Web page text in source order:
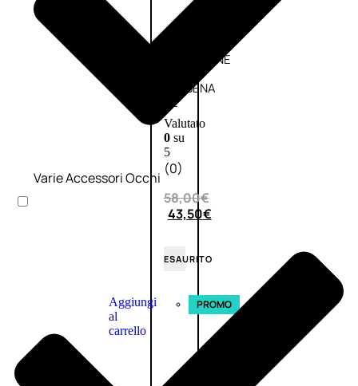
L’OCCITANE
VERBENA
E
Valutato
0su
5
(0)
58,00€
43,50€
ESAURITO
Aggiungi
al
carrello
PROMO
Varie Accessori Occhi